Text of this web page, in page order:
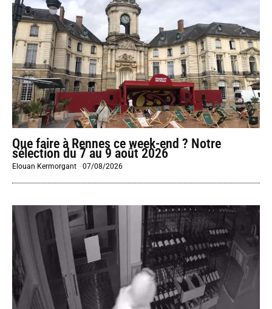
Que faire à Rennes ce week-end ? Notre
sélection du 7 au 9 août 2026
Elouan Kermorgant -07/08/2026